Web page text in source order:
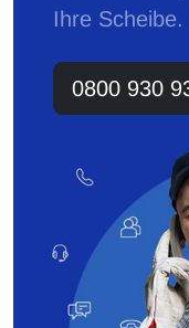
Ihre Scheibe.
0800 930